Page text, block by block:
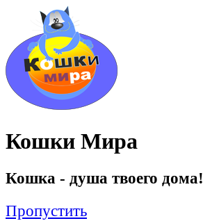
Кошки Мира
Кошка - душа твоего дома!
Пропустить